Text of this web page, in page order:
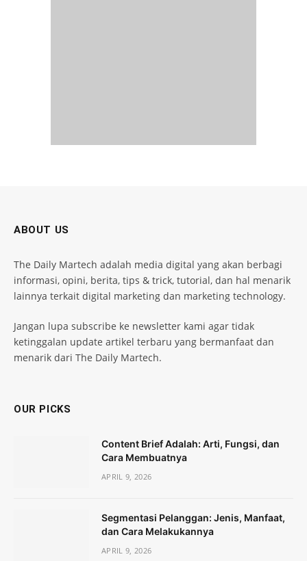
ABOUT US
The Daily Martech adalah media digital yang akan berbagi
informasi, opini, berita, tips & trick, tutorial, dan hal menarik
lainnya terkait digital marketing dan marketing technology.
Jangan lupa subscribe ke newsletter kami agar tidak
ketinggalan update artikel terbaru yang bermanfaat dan
menarik dari The Daily Martech.
OUR PICKS
Content Brief Adalah: Arti, Fungsi, dan
Cara Membuatnya
APRIL 9, 2026
Segmentasi Pelanggan: Jenis, Manfaat,
dan Cara Melakukannya
APRIL 9, 2026